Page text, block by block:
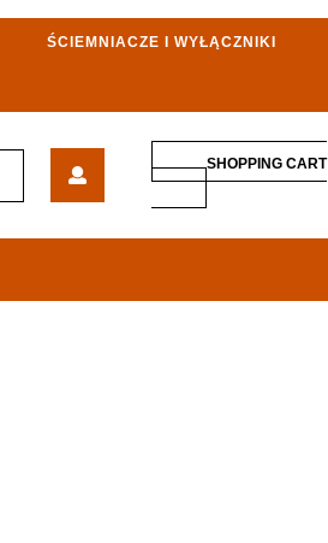
ŚCIEMNIACZE I WYŁĄCZNIKI
Stratos
Czarny
SHOPPING CART
SHOPPING
CART